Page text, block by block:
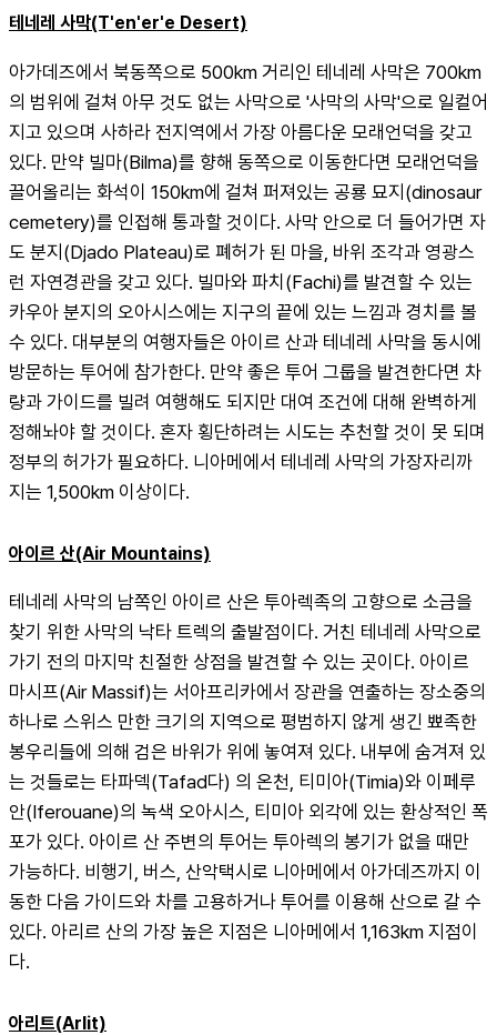
테네레 사막(T'en'er'e Desert)
아가데즈에서 북동쪽으로 500km 거리인 테네레 사막은 700km
의 범위에 걸쳐 아무 것도 없는 사막으로 '사막의 사막'으로 일컬어
지고 있으며 사하라 전지역에서 가장 아름다운 모래언덕을 갖고
있다. 만약 빌마(Bilma)를 향해 동쪽으로 이동한다면 모래언덕을
끌어올리는 화석이 150km에 걸쳐 퍼져있는 공룡 묘지(dinosaur
cemetery)를 인접해 통과할 것이다. 사막 안으로 더 들어가면 자
도 분지(Djado Plateau)로 폐허가 된 마을, 바위 조각과 영광스
런 자연경관을 갖고 있다. 빌마와 파치(Fachi)를 발견할 수 있는
카우아 분지의 오아시스에는 지구의 끝에 있는 느낌과 경치를 볼
수 있다. 대부분의 여행자들은 아이르 산과 테네레 사막을 동시에
방문하는 투어에 참가한다. 만약 좋은 투어 그룹을 발견한다면 차
량과 가이드를 빌려 여행해도 되지만 대여 조건에 대해 완벽하게
정해놔야 할 것이다. 혼자 횡단하려는 시도는 추천할 것이 못 되며
정부의 허가가 필요하다. 니아메에서 테네레 사막의 가장자리까
지는 1,500km 이상이다.
아이르 산(Air Mountains)
테네레 사막의 남쪽인 아이르 산은 투아렉족의 고향으로 소금을
찾기 위한 사막의 낙타 트렉의 출발점이다. 거친 테네레 사막으로
가기 전의 마지막 친절한 상점을 발견할 수 있는 곳이다. 아이르
마시프(Air Massif)는 서아프리카에서 장관을 연출하는 장소중의
하나로 스위스 만한 크기의 지역으로 평범하지 않게 생긴 뾰족한
봉우리들에 의해 검은 바위가 위에 놓여져 있다. 내부에 숨겨져 있
는 것들로는 타파덱(Tafad다) 의 온천, 티미아(Timia)와 이페루
안(Iferouane)의 녹색 오아시스, 티미아 외각에 있는 환상적인 폭
포가 있다. 아이르 산 주변의 투어는 투아렉의 봉기가 없을 때만
가능하다. 비행기, 버스, 산악택시로 니아메에서 아가데즈까지 이
동한 다음 가이드와 차를 고용하거나 투어를 이용해 산으로 갈 수
있다. 아리르 산의 가장 높은 지점은 니아메에서 1,163km 지점이
다.
아리트(Arlit)